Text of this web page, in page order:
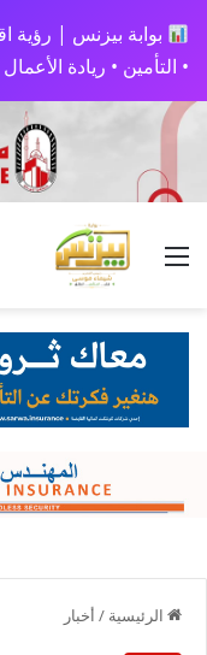
بوابة بيزنس | رؤية
• التأمين • ريادة
القائمة
الرئيسية / أخبار